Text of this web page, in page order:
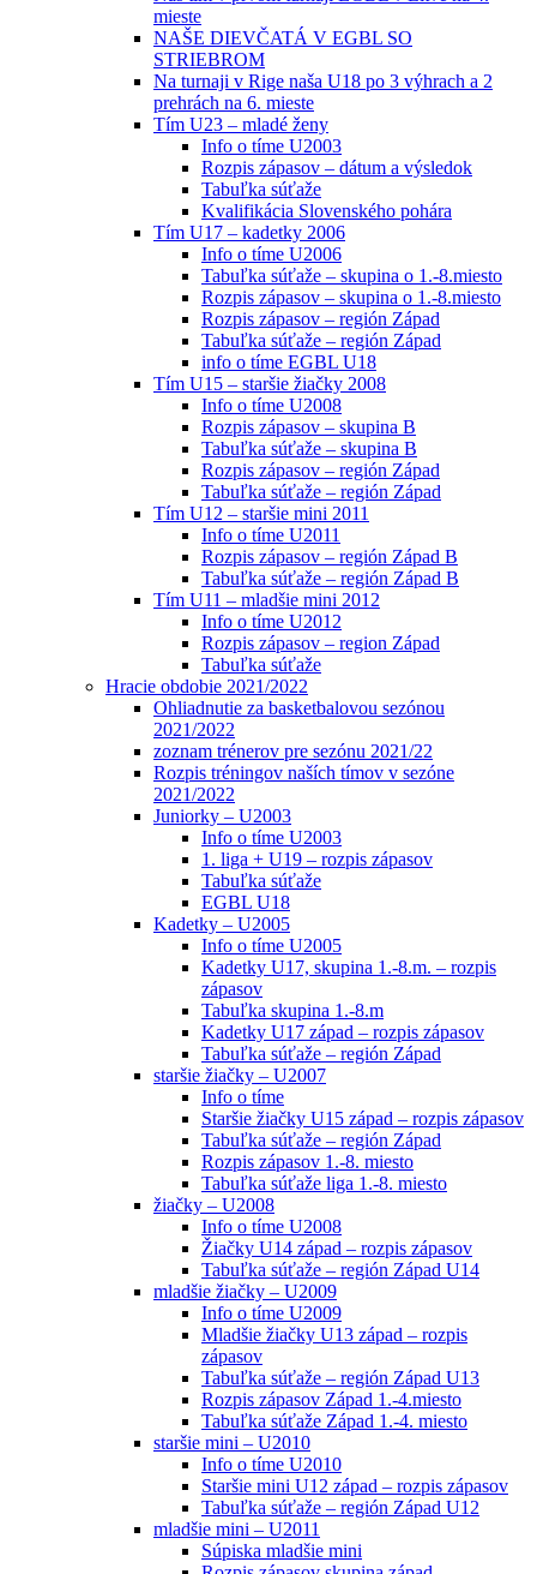
mieste
NAŠE DIEVČATÁ V EGBL SO
STRIEBROM
Na turnaji v Rige naša U18 po 3 výhrach a 2
prehrách na 6. mieste
Tím U23 – mladé ženy
Info o tíme U2003
Rozpis zápasov – dátum a výsledok
Tabuľka súťaže
Kvalifikácia Slovenského pohára
Tím U17 – kadetky 2006
Info o tíme U2006
Tabuľka súťaže – skupina o 1.-8.miesto
Rozpis zápasov – skupina o 1.-8.miesto
Rozpis zápasov – región Západ
Tabuľka súťaže – región Západ
info o tíme EGBL U18
Tím U15 – staršie žiačky 2008
Info o tíme U2008
Rozpis zápasov – skupina B
Tabuľka súťaže – skupina B
Rozpis zápasov – región Západ
Tabuľka súťaže – región Západ
Tím U12 – staršie mini 2011
Info o tíme U2011
Rozpis zápasov – región Západ B
Tabuľka súťaže – región Západ B
Tím U11 – mladšie mini 2012
Info o tíme U2012
Rozpis zápasov – region Západ
Tabuľka súťaže
Hracie obdobie 2021/2022
Ohliadnutie za basketbalovou sezónou
2021/2022
zoznam trénerov pre sezónu 2021/22
Rozpis tréningov naších tímov v sezóne
2021/2022
Juniorky – U2003
Info o tíme U2003
1. liga + U19 – rozpis zápasov
Tabuľka súťaže
EGBL U18
Kadetky – U2005
Info o tíme U2005
Kadetky U17, skupina 1.-8.m. – rozpis
zápasov
Tabuľka skupina 1.-8.m
Kadetky U17 západ – rozpis zápasov
Tabuľka súťaže – región Západ
staršie žiačky – U2007
Info o tíme
Staršie žiačky U15 západ – rozpis zápasov
Tabuľka súťaže – región Západ
Rozpis zápasov 1.-8. miesto
Tabuľka súťaže liga 1.-8. miesto
žiačky – U2008
Info o tíme U2008
Žiačky U14 západ – rozpis zápasov
Tabuľka súťaže – región Západ U14
mladšie žiačky – U2009
Info o tíme U2009
Mladšie žiačky U13 západ – rozpis
zápasov
Tabuľka súťaže – región Západ U13
Rozpis zápasov Západ 1.-4.miesto
Tabuľka súťaže Západ 1.-4. miesto
staršie mini – U2010
Info o tíme U2010
Staršie mini U12 západ – rozpis zápasov
Tabuľka súťaže – región Západ U12
mladšie mini – U2011
Súpiska mladšie mini